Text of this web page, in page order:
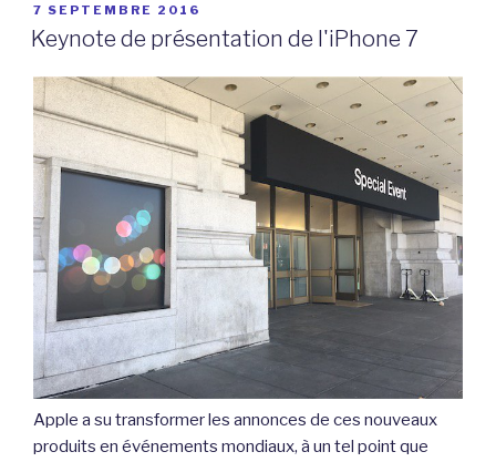
PUBLIÉ
LE
7 SEPTEMBRE 2016
Keynote de présentation de l'iPhone 7
Apple a su transformer les annonces de ces nouveaux
produits en événements mondiaux, à un tel point que